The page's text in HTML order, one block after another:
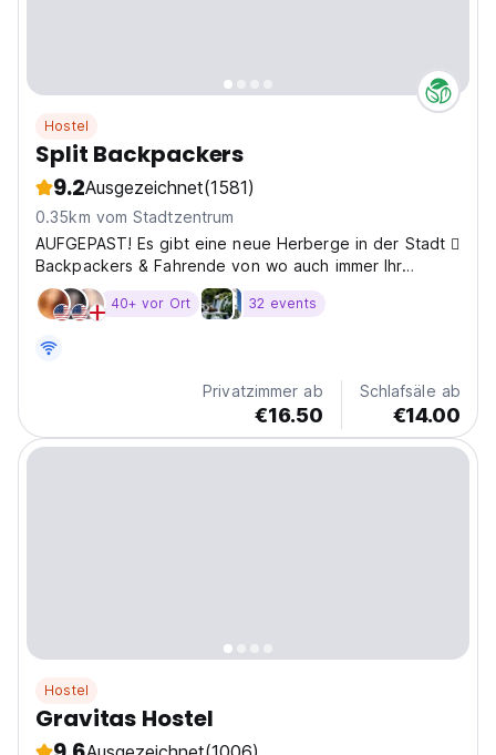
Hostel
Split Backpackers
9.2Ausgezeichnet(1581)
0.35km vom Stadtzentrum
AUFGEPAST! Es gibt eine neue Herberge in der Stadt 
Backpackers & Fahrende von wo auch immer Ihr
kommt! Wir begrüßen Sie herzlich im unseren neu
eröffneten Hostel Split Backpackers. Unsere Herberge
perfekten...
40+ vor Ort 32 events
Privatzimmer ab
€16.50
Schlafsäle ab
€14.00
Hostel
Gravitas Hostel